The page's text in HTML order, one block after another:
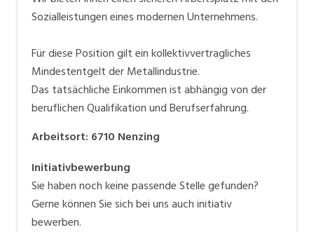
Sozialleistungen eines modernen Unternehmens.
Für diese Position gilt ein kollektivvertragliches
Mindestentgelt der Metallindustrie.
Das tatsächliche Einkommen ist abhängig von der
beruflichen Qualifikation und Berufserfahrung.
Arbeitsort: 6710 Nenzing
Initiativbewerbung
Sie haben noch keine passende Stelle gefunden?
Gerne können Sie sich bei uns auch initiativ
bewerben.